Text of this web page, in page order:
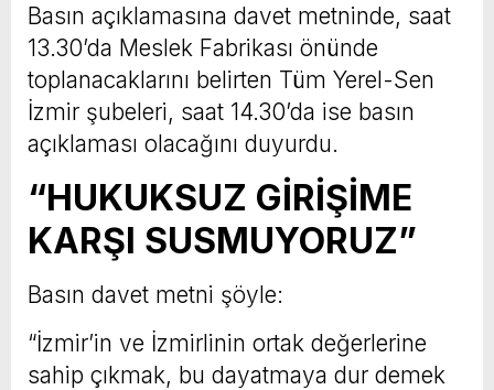
Basın açıklamasına davet metninde, saat
13.30’da Meslek Fabrikası önünde
toplanacaklarını belirten Tüm Yerel-Sen
İzmir şubeleri, saat 14.30’da ise basın
açıklaması olacağını duyurdu.
“HUKUKSUZ GİRİŞİME
KARŞI SUSMUYORUZ”
Basın davet metni şöyle:
“İzmir’in ve İzmirlinin ortak değerlerine
sahip çıkmak, bu dayatmaya dur demek